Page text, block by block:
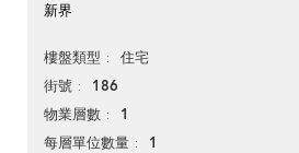
新界
樓盤類型 住宅
街號 186
物業層數 1
每層單位數量 1